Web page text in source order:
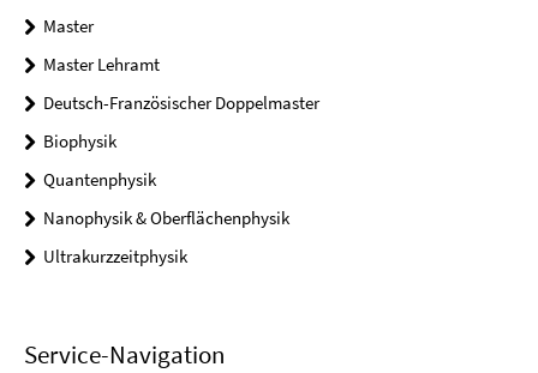
Master
Master Lehramt
Deutsch-Französischer Doppelmaster
Biophysik
Quantenphysik
Nanophysik & Oberflächenphysik
Ultrakurzzeitphysik
Service-Navigation